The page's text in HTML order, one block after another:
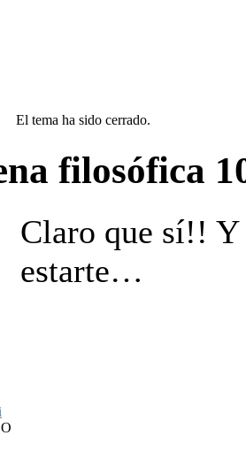
El tema ha sido cerrado.
filosófica
Claro que sí!!
estarte…